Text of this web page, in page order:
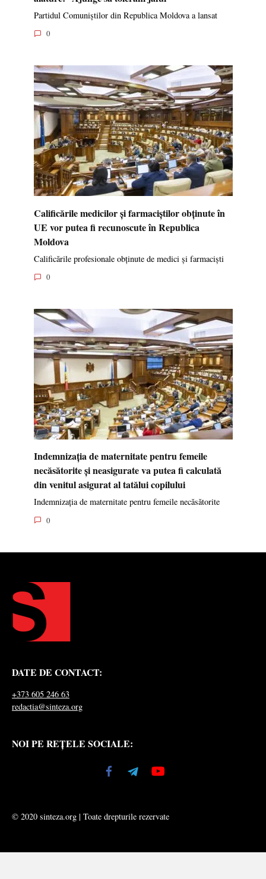
Partidul Comuniștilor din Republica Moldova a lansat
0
Calificările medicilor și farmaciștilor obținute în
UE vor putea fi recunoscute în Republica
Moldova
Calificările profesionale obținute de medici și farmaciști
0
Indemnizația de maternitate pentru femeile
necăsătorite și neasigurate va putea fi calculată
din venitul asigurat al tatălui copilului
Indemnizația de maternitate pentru femeile necăsătorite
0
DATE DE CONTACT:
+373 605 246 63
redactia@sinteza.org
NOI PE REȚELE SOCIALE:
© 2020 sinteza.org | Toate drepturile rezervate